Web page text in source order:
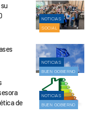
NOTICIAS
SOCIAL
NOTICIAS
BUEN GOBIERNO
NOTICIAS
BUEN GOBIERNO
de